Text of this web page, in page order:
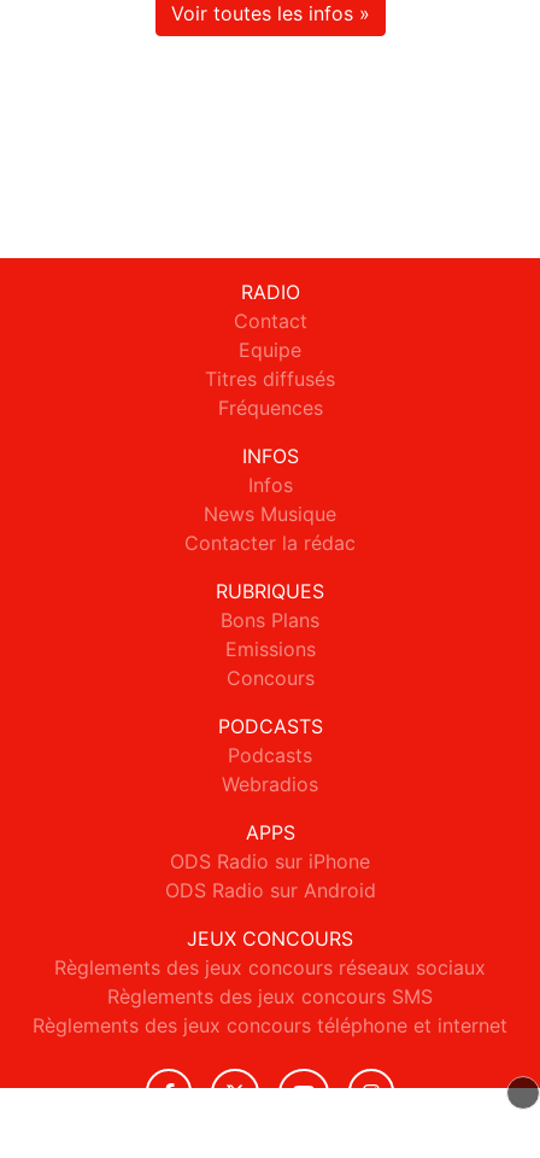
Voir toutes les infos »
RADIO
Contact
Equipe
Titres diffusés
Fréquences
INFOS
Infos
News Musique
Contacter la rédac
RUBRIQUES
Bons Plans
Emissions
Concours
PODCASTS
Podcasts
Webradios
APPS
ODS Radio sur iPhone
ODS Radio sur Android
JEUX CONCOURS
Règlements des jeux concours réseaux sociaux
Règlements des jeux concours SMS
Règlements des jeux concours téléphone et internet